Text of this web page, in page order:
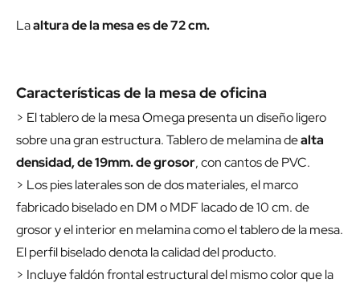
Laaltura de la mesa es de 72 cm.
Características de la mesa de oficina
> El tablero de la mesa Omega presenta un diseño ligero
sobre una gran estructura. Tablero de melamina dealta
densidad, de 19mm. de grosor, con cantos de PVC.
> Los pies laterales son de dos materiales, el marco
fabricado biselado en DM o MDF lacado de 10 cm. de
grosor y el interior en melamina como el tablero de la mesa.
El perfil biselado denota la calidad del producto.
> Incluye faldón frontal estructural del mismo color que la